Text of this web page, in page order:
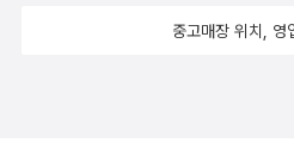
중고매장 위치, 영